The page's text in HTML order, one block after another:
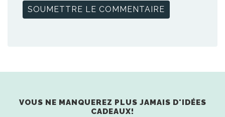
VOUS NE MANQUEREZ PLUS JAMAIS D'IDÉES
CADEAUX!